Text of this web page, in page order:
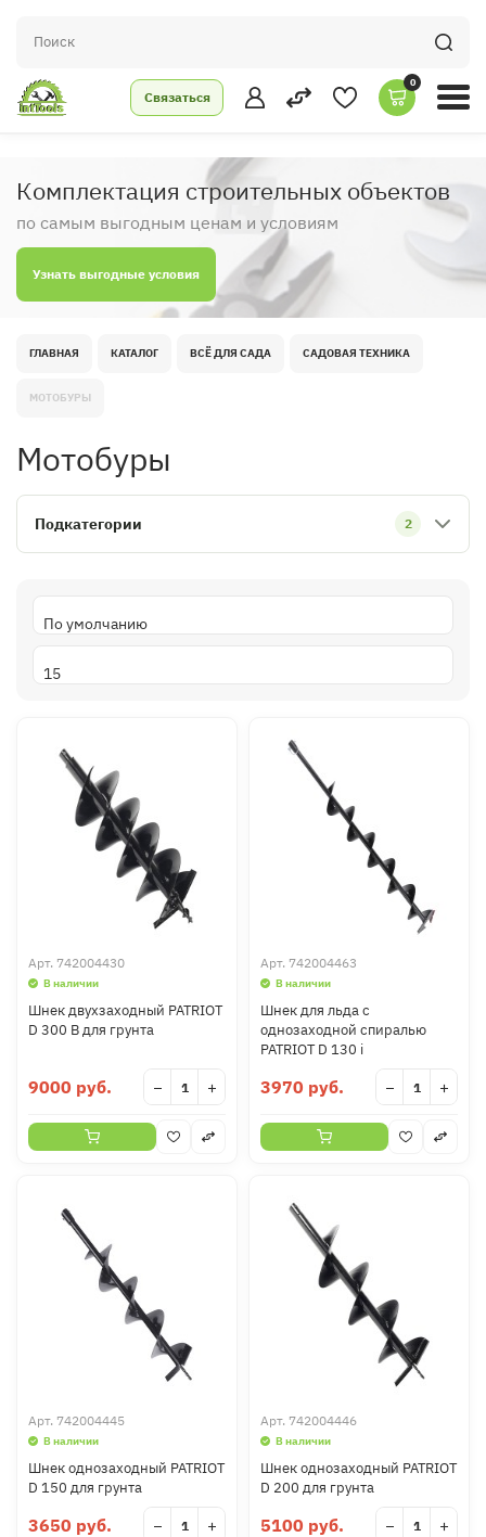
Связаться
0
Комплектация строительных объектов
по самым выгодным ценам и условиям
Узнать выгодные условия
ГЛАВНАЯ КАТАЛОГ ВСЁ ДЛЯ САДА САДОВАЯ ТЕХНИКА
МОТОБУРЫ
Мотобуры
Подкатегории 2
Арт. 742004430
В наличии
Шнек двухзаходный PATRIOT
D 300 B для грунта
9000 руб. − +
Арт. 742004463
В наличии
Шнек для льда с
однозаходной спиралью
PATRIOT D 130 i
3970 руб. − +
Арт. 742004445
В наличии
Шнек однозаходный PATRIOT
D 150 для грунта
3650 руб. − +
Арт. 742004446
В наличии
Шнек однозаходный PATRIOT
D 200 для грунта
5100 руб. − +